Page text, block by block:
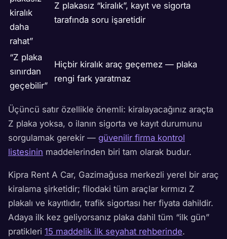
kiralık
daha
rahat”
Z plakasız “kiralık”, kayıt ve sigorta
tarafında soru işaretidir
“Z plaka
sınırdan
geçebilir”
Hiçbir kiralık araç geçemez — plaka
rengi fark yaratmaz
Üçüncü satır özellikle önemli: kiralayacağınız araçta
Z plaka yoksa, o ilanın sigorta ve kayıt durumunu
sorgulamak gerekir — güvenilir firma kontrol
listesinin maddelerinden biri tam olarak budur.
Kipra Rent A Car, Gazimağusa merkezli yerel bir araç
kiralama şirketidir; filodaki tüm araçlar kırmızı Z
plakalı ve kayıtlıdır, trafik sigortası her fiyata dahildir.
Adaya ilk kez geliyorsanız plaka dahil tüm “ilk gün”
pratikleri 15 maddelik ilk seyahat rehberinde.